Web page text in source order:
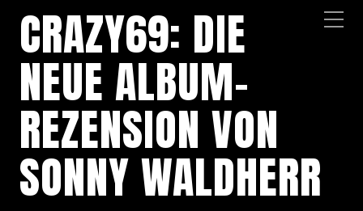
CRAZY69: DIE
NEUE ALBUM-
REZENSION VON
SONNY WALDHERR